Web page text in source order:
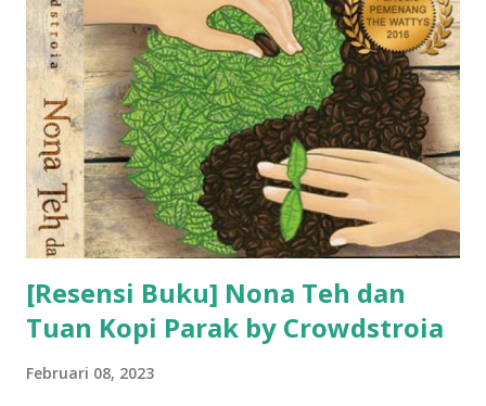
[Resensi Buku] Nona Teh dan
Tuan Kopi Parak by Crowdstroia
Februari 08, 2023